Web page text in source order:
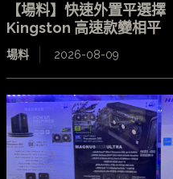
【場料】快速外置平選擇
Kingston 高速款變相平
場料 2026-08-09